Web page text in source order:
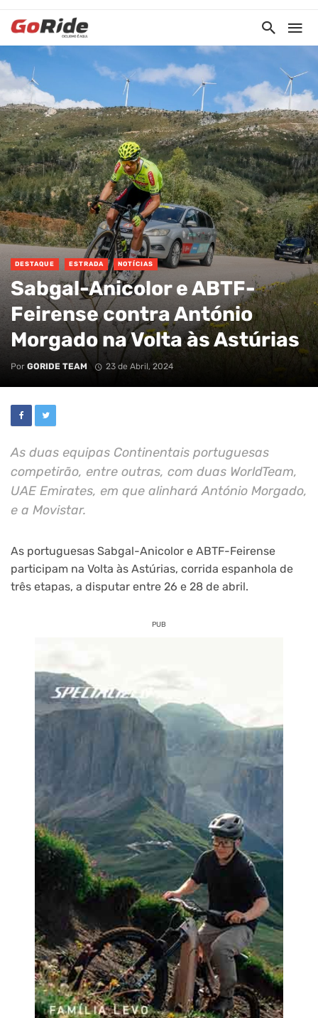
DESTAQUE ESTRADA NOTÍCIAS
Sabgal-Anicolor e ABTF-
Feirense contra António
Morgado na Volta às Astúrias
Por GORIDE TEAM 23 de Abril, 2024
As duas equipas Continentais portuguesas
competirão, entre outras, com duas WorldTeam,
UAE Emirates, em que alinhará António Morgado,
e a Movistar.
As portuguesas Sabgal-Anicolor e ABTF-Feirense
participam na Volta às Astúrias, corrida espanhola de
três etapas, a disputar entre 26 e 28 de abril.
PUB